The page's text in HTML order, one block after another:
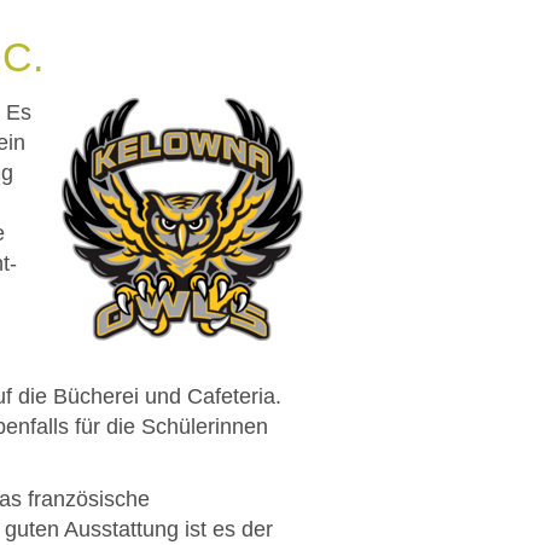
Es
die Bücherei und Cafeteria.
für die Schülerinnen
französische
Ausstattung ist es der